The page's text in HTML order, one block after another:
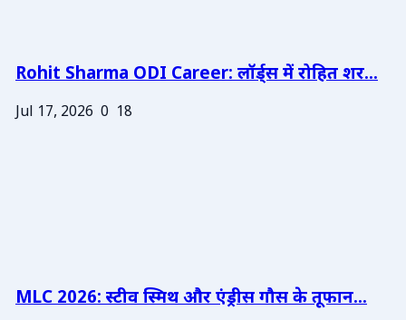
Rohit Sharma ODI Career: लॉर्ड्स में रोहित शर...
Jul 17, 2026 0 18
MLC 2026: स्टीव स्मिथ और एंड्रीस गौस के तूफान...